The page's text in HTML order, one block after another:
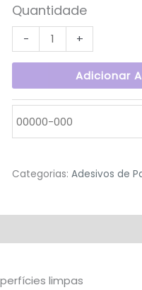
Quantidade
- +
Adicionar
Categorias: Adesivos de
limpas